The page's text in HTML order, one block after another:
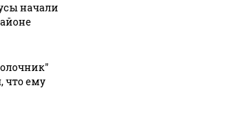
начали
что ему